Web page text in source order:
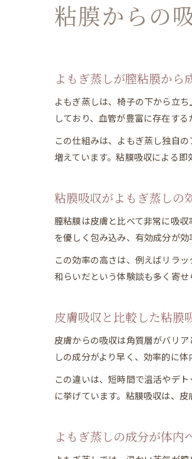
粘膜からの
よもぎ蒸しが膣粘膜から
よもぎ蒸しは、椅子の下から立
しており、血管が豊富に存在す
この仕組みは、よもぎ蒸し独自
増えています。粘膜吸収による即
粘膜吸収がよもぎ蒸しの
膣粘膜は皮膚と比べて非常に吸
を優しく包み込み、有効成分が効
この効率の高さは、例えばリラ
和らいだという体験談も多く寄
皮膚吸収と比較した粘膜
皮膚からの吸収は角質層がバリ
しの成分がより早く、効率的に体
この違いは、短時間で温活やデ
に挙げています。粘膜吸収は、
よもぎ蒸しの成分が体内